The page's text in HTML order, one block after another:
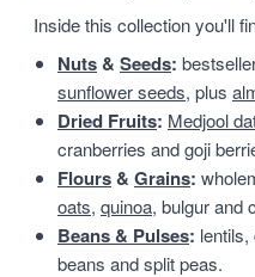
Inside this collection you'll
Nuts& Seeds:
sunflower seeds, plus
Dried Fruits: Medjool
cranberries and goji
Flours& Grains:
oats, quinoa, bulgur and
Beans & Pulses:
beans and split peas.